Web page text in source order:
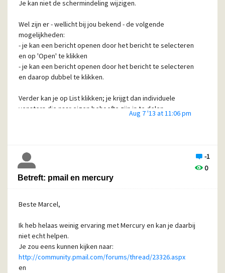
Je kan niet de schermindeling wijzigen.
Wel zijn er - wellicht bij jou bekend - de volgende
mogelijkheden:
-je kan een bericht openen door het bericht te selecteren
en op 'Open' te klikken
-je kan een bericht openen door het bericht te selecteren
en daarop dubbel te klikken.
Verder kan je op List klikken; je krijgt dan individuele
vensters die naar eigen behoefte zijn in te delen.
Aug 7 '13 at 11:06 pm
-1
0
Betreft: pmail en mercury
Beste Marcel,
Ik heb helaas weinig ervaring met Mercury en kan je daarbij
niet echt helpen.
Je zou eens kunnen kijken naar:
http://community.pmail.com/forums/thread/23326.aspx
en